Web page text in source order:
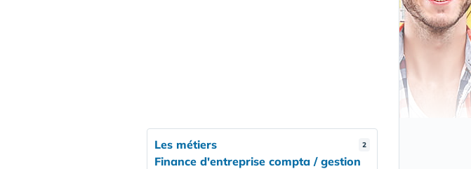
2
Les métiers
Finance d'entreprise compta / gestion